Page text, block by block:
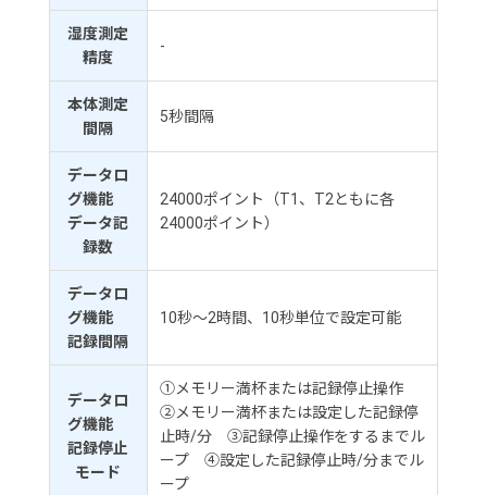
湿度測定
精度
-
本体測定
間隔
5秒間隔
データロ
グ機能
データ記
録数
24000ポイント（T1、T2ともに各
24000ポイント）
データロ
グ機能
記録間隔
10秒～2時間、10秒単位で設定可能
データロ
グ機能
記録停止
モード
①メモリー満杯または記録停止操作
②メモリー満杯または設定した記録停
止時/分 ③記録停止操作をするまでル
ープ ④設定した記録停止時/分までル
ープ